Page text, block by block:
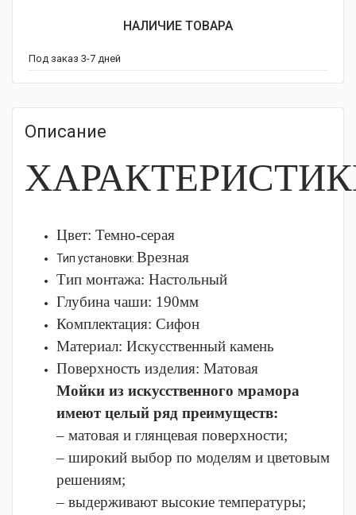
НАЛИЧИЕ ТОВАРА
Под заказ 3-7 дней
Описание
Цвет: Темно-серая
Тип установки: Врезная
Тип монтажа: Настольный
Глубина чаши: 190мм
Комплектация: Сифон
Материал: Искусственный камень
Поверхность изделия: Матовая
Мойки из искусственного мрамора
имеют целый ряд преимуществ:
– матовая и глянцевая поверхности;
– широкий выбор по моделям и цветовым
решениям;
– выдерживают высокие температуры;